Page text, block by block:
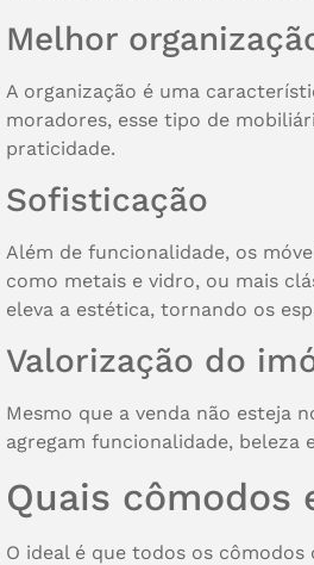
Melhor
A organização é uma
moradores, esse tipo de
praticidade.
Sofisticação
Além de funcionalidade, os
como metais e vidro, ou mais
eleva a estética, tornando os
Valorização do
Mesmo que a venda não esteja
agregam funcionalidade,
Quais cômodos
O ideal é que todos os